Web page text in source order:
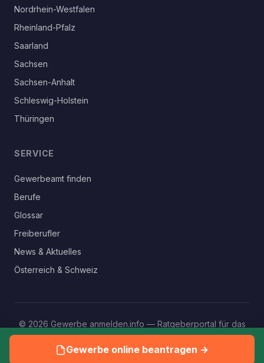
Nordrhein-Westfalen
Rheinland-Pfalz
Saarland
Sachsen
Sachsen-Anhalt
Schleswig-Holstein
Thüringen
SERVICE
Gewerbeamt finden
Berufe
Glossar
Freiberufler
News & Aktuelles
Österreich & Schweiz
© 2026 Gewerbe anmelden.info — Ratgeberportal für das
eigene Gewerbe
ImpressumDatenschutz
Gewerbe online beantragen →